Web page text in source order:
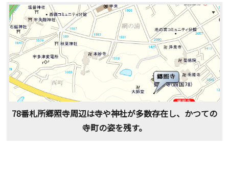
78番札所郷照寺周辺は寺や神社が多数存在し、かつての
寺町の姿を残す。